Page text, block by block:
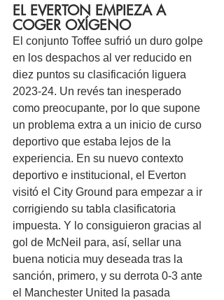
EL EVERTON EMPIEZA A
COGER OXÍGENO
El conjunto Toffee sufrió un duro golpe
en los despachos al ver reducido en
diez puntos su clasificación liguera
2023-24. Un revés tan inesperado
como preocupante, por lo que supone
un problema extra a un inicio de curso
deportivo que estaba lejos de la
experiencia. En su nuevo contexto
deportivo e institucional, el Everton
visitó el City Ground para empezar a ir
corrigiendo su tabla clasificatoria
impuesta. Y lo consiguieron gracias al
gol de McNeil para, así, sellar una
buena noticia muy deseada tras la
sanción, primero, y su derrota 0-3 ante
el Manchester United la pasada